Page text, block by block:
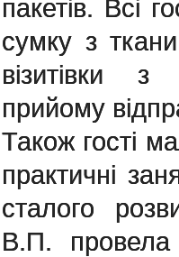
пакетів. Всі
сумку з
візитівки
прийому
Також гості
практичні
сталого
В.П. провела